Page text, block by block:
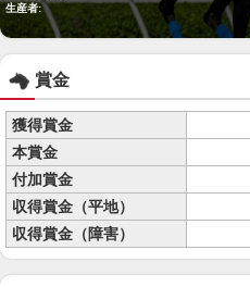
生産者:
賞金
獲得賞金
本賞金
付加賞金
収得賞金（平地）
収得賞金（障害）